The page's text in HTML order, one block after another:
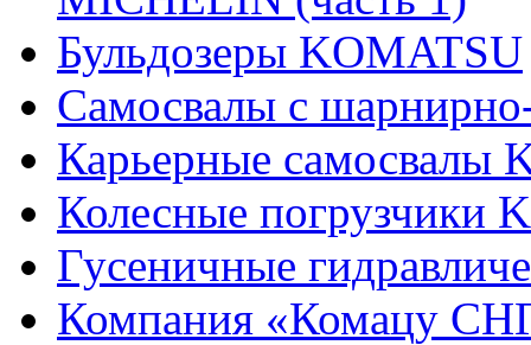
Бульдозеры KOMATSU
Самосвалы с
Карьерные самосвалы
Колесные погрузчики
Гусеничные
Компания «Комацу